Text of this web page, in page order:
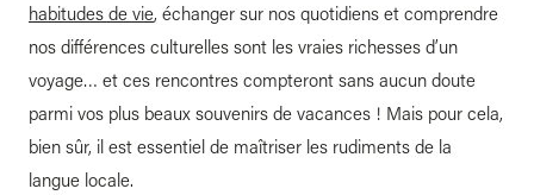
habitudes de vie, échanger sur nos quotidiens et comprendre
nos différences culturelles sont les vraies richesses d’un
voyage… et ces rencontres compteront sans aucun doute
parmi vos plus beaux souvenirs de vacances ! Mais pour cela,
bien sûr, il est essentiel de maîtriser les rudiments de la
langue locale.